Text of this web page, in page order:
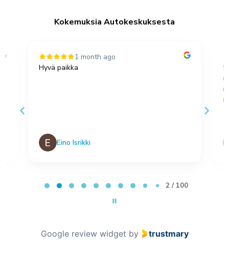
Kokemuksia Autokeskuksesta
1 month ago
Hyvä paikka
Eino Isrikki
2 / 100
Google review widget by trustmary